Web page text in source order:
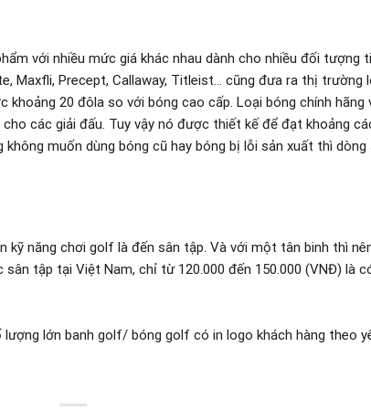
với nhiều mức giá khác nhau dành cho nhiều đối tượng
Maxfli, Precept, Callaway, Titleist… cũng đưa ra thị trường
20 đôla so với bóng cao cấp. Loại bóng chính hãng
các giải đấu. Tuy vậy nó được thiết kế để đạt khoảng
muốn dùng bóng cũ hay bóng bị lỗi sản xuất thì dòng
năng chơi golf là đến sân tập. Và với một tân binh thì
tập tại Việt Nam, chỉ từ 120.000 đến 150.000 (VNĐ) là
lớn banh golf/ bóng golf có in logo khách hàng theo